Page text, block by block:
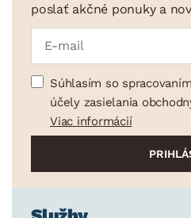
poslať akčné ponuky a
Súhlasím so
účely zasielania
Viac informácií